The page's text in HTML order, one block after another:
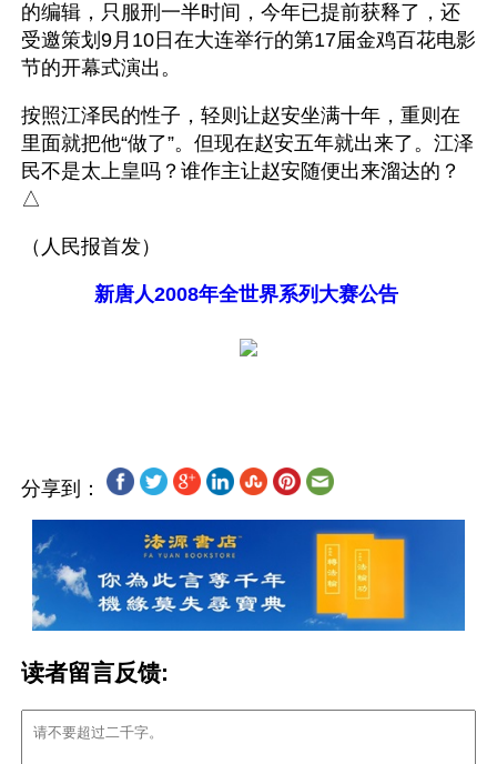
的编辑，只服刑一半时间，今年已提前获释了，还
受邀策划9月10日在大连举行的第17届金鸡百花电影
节的开幕式演出。
按照江泽民的性子，轻则让赵安坐满十年，重则在
里面就把他“做了”。但现在赵安五年就出来了。江泽
民不是太上皇吗？谁作主让赵安随便出来溜达的？
△
（人民报首发）
新唐人2008年全世界系列大赛公告
分享到：
读者留言反馈: